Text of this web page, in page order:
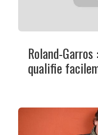
Roland-
qualifie